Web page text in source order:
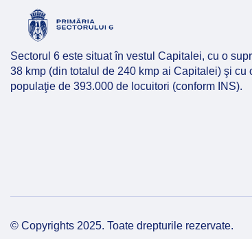
Sectorul 6 este situat în vestul Capitalei, cu o
38 kmp (din totalul de 240 kmp ai Capitalei) şi cu
populaţie de 393.000 de locuitori (conform INS).
© Copyrights 2025. Toate drepturile rezervate.